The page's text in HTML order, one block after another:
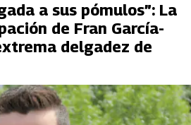
a sus pómulos”: La
de Fran García-
delgadez de